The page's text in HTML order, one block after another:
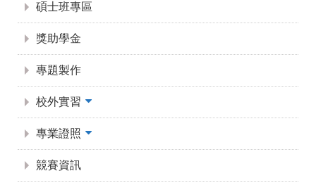
碩士班專區
獎助學金
專題製作
校外實習
專業證照
競賽資訊